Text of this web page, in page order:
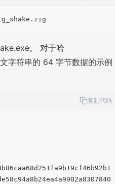
。 对于哈
字符串的 64 字节数据的示例
复制代码